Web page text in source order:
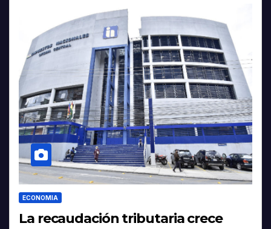
ECONOMIA
La recaudación tributaria crece